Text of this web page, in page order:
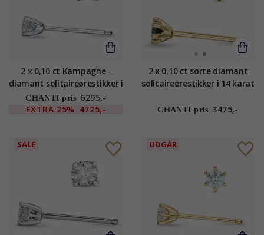
2 x 0,10 ct Kampagne -
diamant solitaireørestikker i
14 karat hvidguld med
diamant
CHANTI pris 6295,-
EXTRA 25% 4725,-
2 x 0,10 ct sorte diamant
solitaireørestikker i 14 karat
CHANTI pris 3475,-
SALE UDGÅR